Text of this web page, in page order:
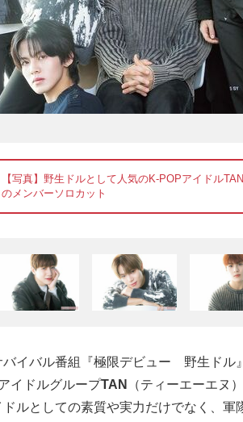
【写真】野生ドルとして人気のK-POPアイドルTAN
のメンバーソロカット
イバル番組『極限デビュー 野生ドル
イドルグループTAN
（ティーエーエヌ
ルとしての素質や実力だけでなく、軍